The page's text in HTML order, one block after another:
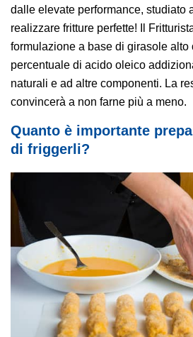
dalle elevate performance, studiato
realizzare fritture perfette! Il
formulazione a base di girasole alto
percentuale di acido oleico
naturali e ad altre componenti. La
convincerà a non farne più a meno.
Quanto è importante
di friggerli?